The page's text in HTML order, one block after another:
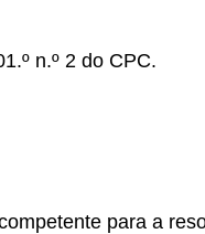
n.º 2 do CPC.
para a